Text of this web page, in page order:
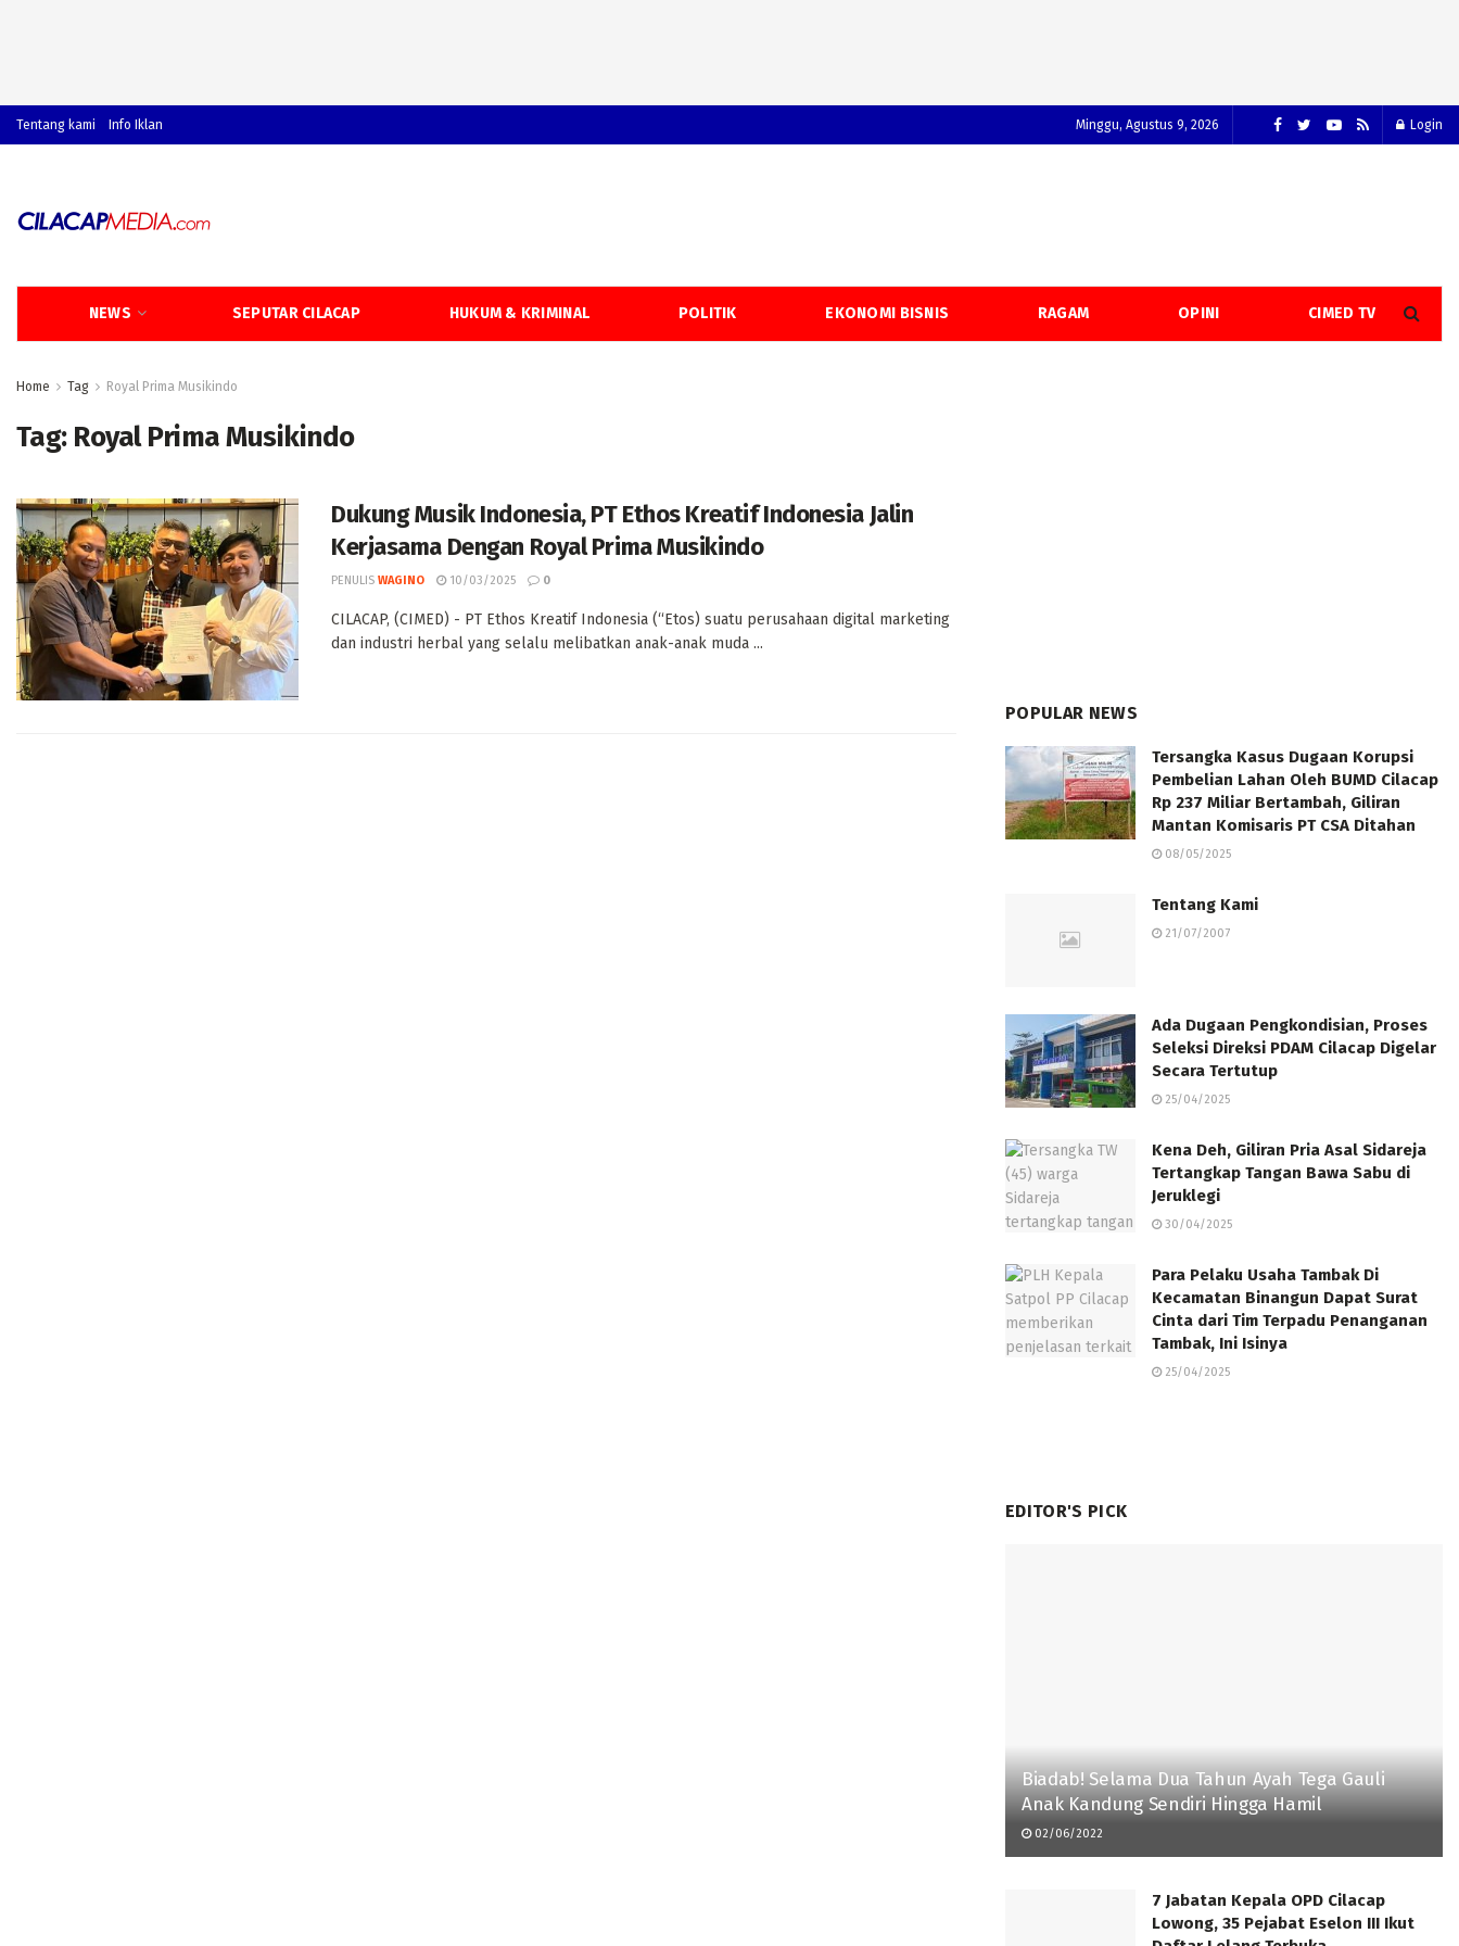
Tentang kami Info Iklan Minggu, Agustus 9, 2026 Login
NEWS SEPUTAR CILACAP HUKUM & KRIMINAL POLITIK EKONOMI BISNIS RAGAM OPINI CIMED TV
Home Tag Royal Prima Musikindo
Tag: Royal Prima Musikindo
Dukung Musik Indonesia, PT Ethos Kreatif Indonesia Jalin
Kerjasama Dengan Royal Prima Musikindo
PENULIS WAGINO 10/03/2025 0
CILACAP, (CIMED) - PT Ethos Kreatif Indonesia (“Etos) suatu perusahaan digital marketing
dan industri herbal yang selalu melibatkan anak-anak muda ...
POPULAR NEWS
Tersangka Kasus Dugaan Korupsi
Pembelian Lahan Oleh BUMD Cilacap
Rp 237 Miliar Bertambah, Giliran
Mantan Komisaris PT CSA Ditahan
08/05/2025
Tentang Kami
21/07/2007
Ada Dugaan Pengkondisian, Proses
Seleksi Direksi PDAM Cilacap Digelar
Secara Tertutup
25/04/2025
Kena Deh, Giliran Pria Asal Sidareja
Tertangkap Tangan Bawa Sabu di
Jeruklegi
30/04/2025
Para Pelaku Usaha Tambak Di
Kecamatan Binangun Dapat Surat
Cinta dari Tim Terpadu Penanganan
Tambak, Ini Isinya
25/04/2025
EDITOR'S PICK
Biadab! Selama Dua Tahun Ayah Tega Gauli
Anak Kandung Sendiri Hingga Hamil
02/06/2022
7 Jabatan Kepala OPD Cilacap
Lowong, 35 Pejabat Eselon III Ikut